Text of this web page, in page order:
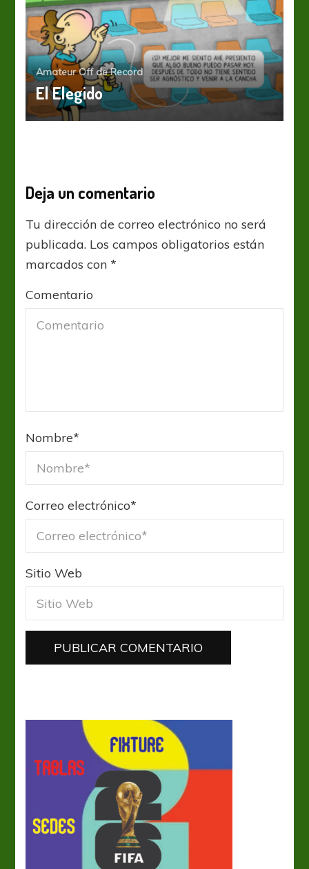
Amateur Off de Record
El Elegido
Deja un comentario
Tu dirección de correo electrónico no será
publicada. Los campos obligatorios están
marcados con*
Comentario
Nombre*
Correo electrónico*
Sitio Web